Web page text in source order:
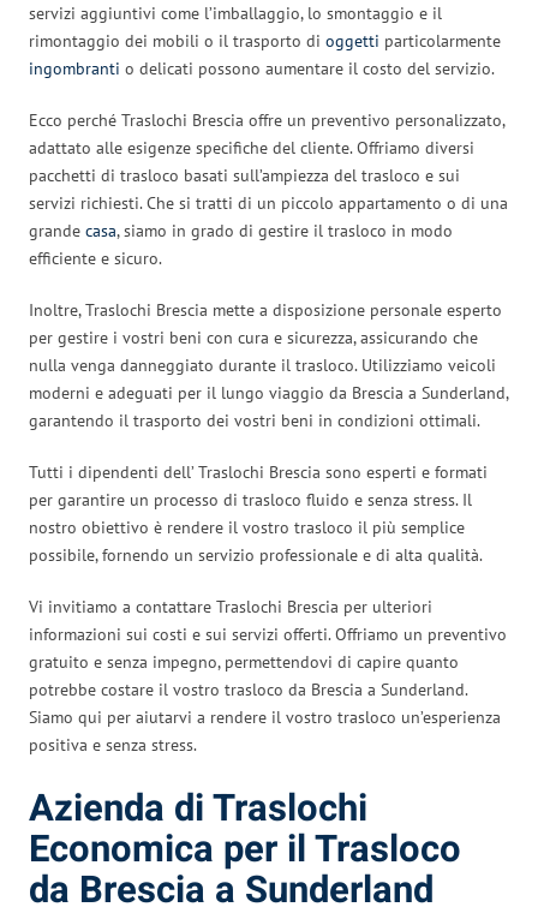
servizi aggiuntivi come l’imballaggio, lo smontaggio e il
rimontaggio dei mobili o il trasporto di oggetti particolarmente
ingombranti o delicati possono aumentare il costo del servizio.
Ecco perché Traslochi Brescia offre un preventivo personalizzato,
adattato alle esigenze specifiche del cliente. Offriamo diversi
pacchetti di trasloco basati sull’ampiezza del trasloco e sui
servizi richiesti. Che si tratti di un piccolo appartamento o di una
grande casa, siamo in grado di gestire il trasloco in modo
efficiente e sicuro.
Inoltre, Traslochi Brescia mette a disposizione personale esperto
per gestire i vostri beni con cura e sicurezza, assicurando che
nulla venga danneggiato durante il trasloco. Utilizziamo veicoli
moderni e adeguati per il lungo viaggio da Brescia a Sunderland,
garantendo il trasporto dei vostri beni in condizioni ottimali.
Tutti i dipendenti dell’ Traslochi Brescia sono esperti e formati
per garantire un processo di trasloco fluido e senza stress. Il
nostro obiettivo è rendere il vostro trasloco il più semplice
possibile, fornendo un servizio professionale e di alta qualità.
Vi invitiamo a contattare Traslochi Brescia per ulteriori
informazioni sui costi e sui servizi offerti. Offriamo un preventivo
gratuito e senza impegno, permettendovi di capire quanto
potrebbe costare il vostro trasloco da Brescia a Sunderland.
Siamo qui per aiutarvi a rendere il vostro trasloco un’esperienza
positiva e senza stress.
Azienda di Traslochi
Economica per il Trasloco
da Brescia a Sunderland